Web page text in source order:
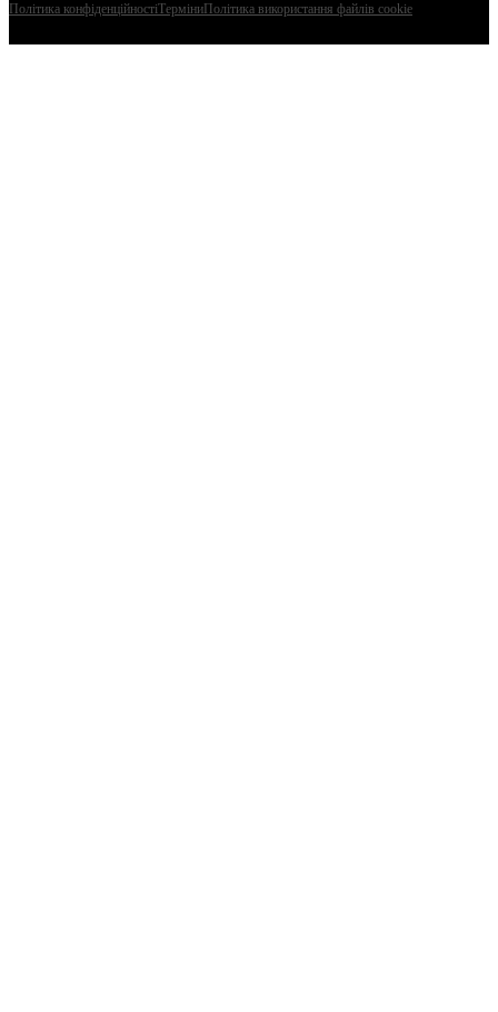
Політика конфіденційностіТерміни Політика використання файлів cookie